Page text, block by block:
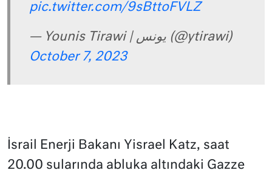
pic.twitter.com/9sBttoFVLZ
— Younis Tirawi | يونس (@ytirawi)
October 7, 2023
İsrail Enerji Bakanı Yisrael Katz, saat
20.00 sularında abluka altındaki Gazze